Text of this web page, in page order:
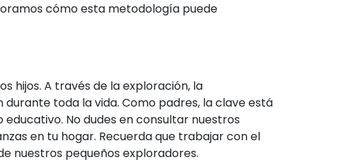
cómo esta metodología puede
hijos. A través de la exploración, la
toda la vida. Como padres, la clave está
No dudes en consultar nuestros
en tu hogar. Recuerda que trabajar con el
nuestros pequeños exploradores.